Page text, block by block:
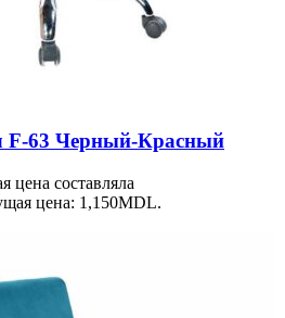
F-63 Черный-Красный
цена составляла
цена: 1,150MDL.